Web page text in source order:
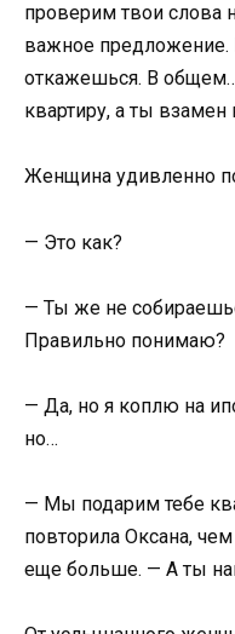
проверим твои слова
важное предложение.
откажешься. В
квартиру, а ты
Женщина удивленно
— Это как?
— Ты же не
Правильно понимаю?
— Да, но я коплю на
но…
— Мы подарим тебе
повторила Оксана,
еще больше. — А ты